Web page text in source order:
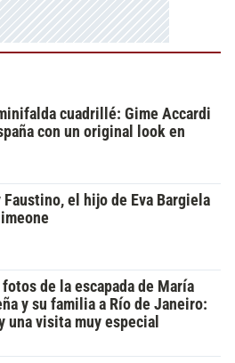
cuadrillé: Gime Accardi
con un original look en
el hijo de Eva Bargiela
fotos de la escapada de María
y su familia a Río de Janeiro:
una visita muy especial